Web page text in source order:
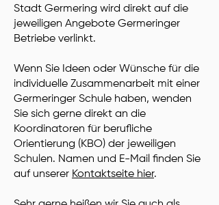
Stadt Germering wird direkt auf die
jeweiligen Angebote Germeringer
Betriebe verlinkt.
Wenn Sie Ideen oder Wünsche für die
individuelle Zusammenarbeit mit einer
Germeringer Schule haben, wenden
Sie sich gerne direkt an die
Koordinatoren für berufliche
Orientierung (KBO) der jeweiligen
Schulen. Namen und E-Mail finden Sie
auf unserer Kontaktseite hier.